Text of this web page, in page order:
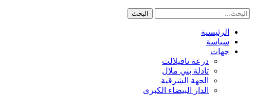
الرئيسية
سياسة
جهات
درعة تافيلالت
تادلة بني ملال
الجهة الشرقية
الدار البيضاء الكبرى